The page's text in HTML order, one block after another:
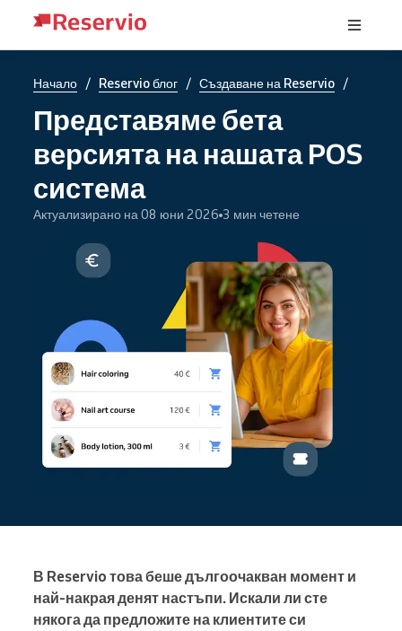
Начало / Reservio блог / Създаване на Reservio /
Представяме бета
версията на нашата POS
система
Актуализирано на 08 юни 2026 3 мин четене
В Reservio това беше дългоочакван момент и
най-накрая денят настъпи. Искали ли сте
някога да предложите на клиентите си